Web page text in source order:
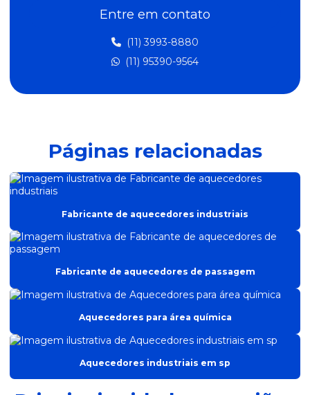
Aquecedores de líquidos
Aquecedores de passagem
Fabricante de aquecedor elétrico para óleo
Fabricante de resistência para aquecer água
Fabricante de resistência para forno elétrico
Fabricante de resistência industrial
Fabricante de resistências de quartzo para estufas
Resistência para aquecer água
Resistência para aquecer água em sp
Entre em contato
(11) 3993-8880
(11) 95390-9564
Páginas relacionadas
Fabricante de aquecedores industriais
Fabricante de aquecedores de passagem
Aquecedores para área química
Aquecedores industriais em sp